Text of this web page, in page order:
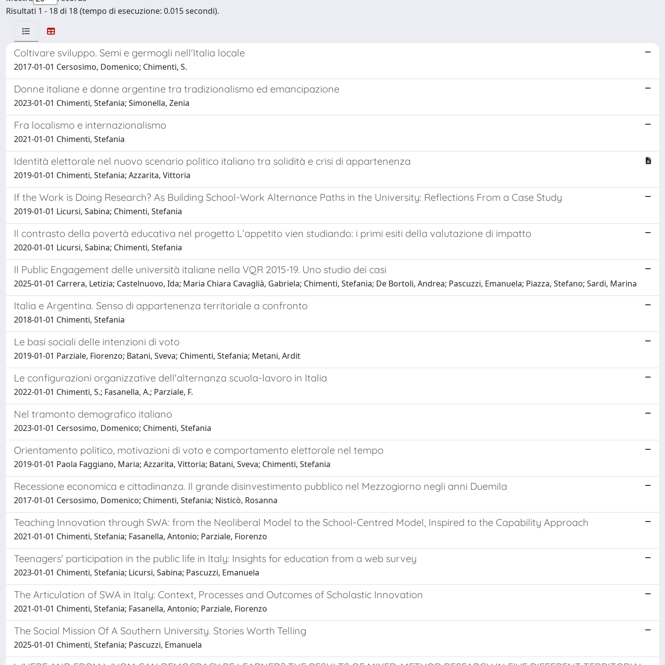
Risultati 1 - 18 di 18 (tempo di esecuzione: 0.015 secondi).
Coltivare sviluppo. Semi e germogli nell'Italia locale
2017-01-01 Cersosimo, Domenico; Chimenti, S.
Donne italiane e donne argentine tra tradizionalismo ed emancipazione
2023-01-01 Chimenti, Stefania; Simonella, Zenia
Fra localismo e internazionalismo
2021-01-01 Chimenti, Stefania
Identità elettorale nel nuovo scenario politico italiano tra solidità e crisi di appartenenza
2019-01-01 Chimenti, Stefania; Azzarita, Vittoria
If the Work is Doing Research? As Building School-Work Alternance Paths in the University: Reflections From a Case Study
2019-01-01 Licursi, Sabina; Chimenti, Stefania
Il contrasto della povertà educativa nel progetto L’appetito vien studiando: i primi esiti della valutazione di impatto
2020-01-01 Licursi, Sabina; Chimenti, Stefania
Il Public Engagement delle università italiane nella VQR 2015-19. Uno studio dei casi
2025-01-01 Carrera, Letizia; Castelnuovo, Ida; Maria Chiara Cavaglià, Gabriela; Chimenti, Stefania; De Bortoli, Andrea; Pascuzzi, Emanuela; Piazza, Stefano; Sardi, Marina
Italia e Argentina. Senso di appartenenza territoriale a confronto
2018-01-01 Chimenti, Stefania
Le basi sociali delle intenzioni di voto
2019-01-01 Parziale, Fiorenzo; Batani, Sveva; Chimenti, Stefania; Metani, Ardit
Le configurazioni organizzative dell'alternanza scuola-lavoro in Italia
2022-01-01 Chimenti, S.; Fasanella, A.; Parziale, F.
Nel tramonto demografico italiano
2023-01-01 Cersosimo, Domenico; Chimenti, Stefania
Orientamento politico, motivazioni di voto e comportamento elettorale nel tempo
2019-01-01 Paola Faggiano, Maria; Azzarita, Vittoria; Batani, Sveva; Chimenti, Stefania
Recessione economica e cittadinanza. Il grande disinvestimento pubblico nel Mezzogiorno negli anni Duemila
2017-01-01 Cersosimo, Domenico; Chimenti, Stefania; Nisticò, Rosanna
Teaching Innovation through SWA: from the Neoliberal Model to the School-Centred Model, Inspired to the Capability Approach
2021-01-01 Chimenti, Stefania; Fasanella, Antonio; Parziale, Fiorenzo
Teenagers' participation in the public life in Italy: Insights for education from a web survey
2023-01-01 Chimenti, Stefania; Licursi, Sabina; Pascuzzi, Emanuela
The Articulation of SWA in Italy: Context, Processes and Outcomes of Scholastic Innovation
2021-01-01 Chimenti, Stefania; Fasanella, Antonio; Parziale, Fiorenzo
The Social Mission Of A Southern University. Stories Worth Telling
2025-01-01 Chimenti, Stefania; Pascuzzi, Emanuela